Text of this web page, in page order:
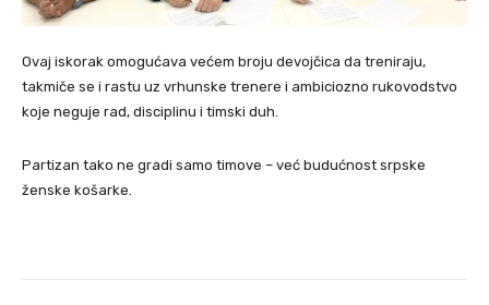
Ovaj iskorak omogućava većem broju devojčica da treniraju,
takmiče se i rastu uz vrhunske trenere i ambiciozno rukovodstvo
koje neguje rad, disciplinu i timski duh.
Partizan tako ne gradi samo timove – već budućnost srpske
ženske košarke.